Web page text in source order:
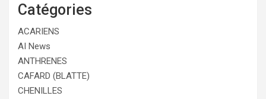
Catégories
ACARIENS
AI News
ANTHRENES
CAFARD (BLATTE)
CHENILLES